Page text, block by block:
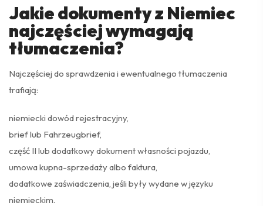
Jakie dokumenty z Niemiec
najczęściej wymagają
tłumaczenia?
Najczęściej do sprawdzenia i ewentualnego tłumaczenia
trafiają:
niemiecki dowód rejestracyjny,
brief lub Fahrzeugbrief,
część II lub dodatkowy dokument własności pojazdu,
umowa kupna-sprzedaży albo faktura,
dodatkowe zaświadczenia, jeśli były wydane w języku
niemieckim.